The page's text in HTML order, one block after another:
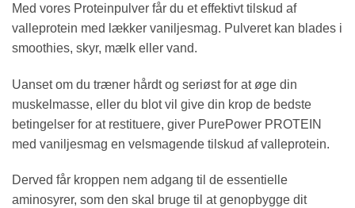
pris
var:
kr. 260.00.
pris
er:
kr. 250.00.
Med vores Proteinpulver får du et effektivt tilskud af
valleprotein med lækker vaniljesmag. Pulveret kan blades i
smoothies, skyr, mælk eller vand.
Uanset om du træner hårdt og seriøst for at øge din
muskelmasse, eller du blot vil give din krop de bedste
betingelser for at restituere, giver PurePower PROTEIN
med vaniljesmag en velsmagende tilskud af valleprotein.
Derved får kroppen nem adgang til de essentielle
aminosyrer, som den skal bruge til at genopbygge dit